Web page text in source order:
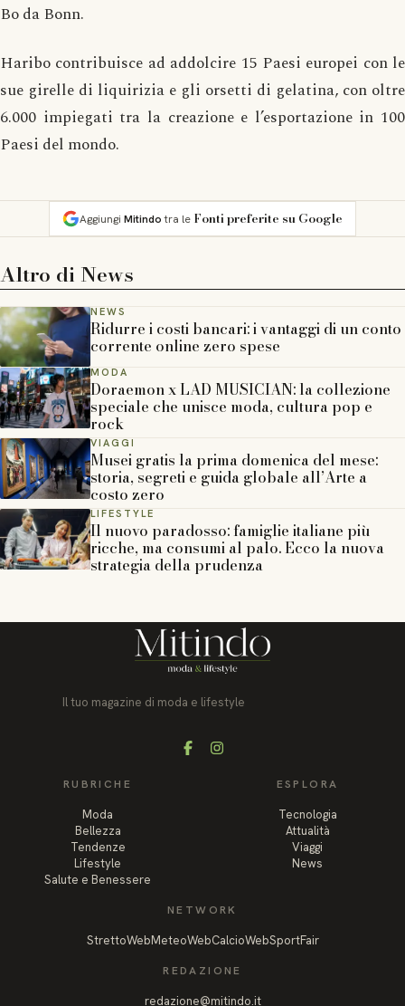
Bo da Bonn.
Haribo contribuisce ad addolcire 15 Paesi europei con le
sue girelle di liquirizia e gli orsetti di gelatina, con oltre
6.000 impiegati tra la creazione e l’esportazione in 100
Paesi del mondo.
Aggiungi Mitindotra le Fonti preferite su Google
Altro di News
NEWS
Ridurre i costi bancari: i vantaggi di un conto
corrente online zero spese
MODA
Doraemon x LAD MUSICIAN: la collezione
speciale che unisce moda, cultura pop e
rock
VIAGGI
Musei gratis la prima domenica del mese:
storia, segreti e guida globale all’Arte a
costo zero
LIFESTYLE
Il nuovo paradosso: famiglie italiane più
ricche, ma consumi al palo. Ecco la nuova
strategia della prudenza
Il tuo magazine di moda e lifestyle
FacebookInstagram
RUBRICHE
Moda
Bellezza
Tendenze
Lifestyle
Salute e Benessere
ESPLORA
Tecnologia
Attualità
Viaggi
News
NETWORK
StrettoWebMeteoWebCalcioWebSportFair
REDAZIONE
redazione@mitindo.it